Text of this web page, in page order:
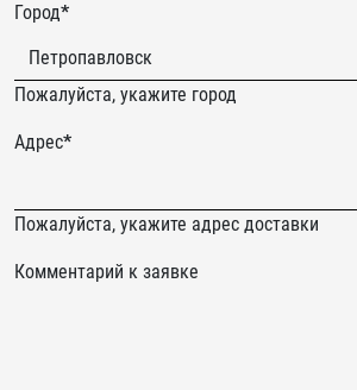
give
you
up
Город*
Пожалуйста, укажите город
Адрес*
Пожалуйста, укажите адрес доставки
Комментарий к заявке